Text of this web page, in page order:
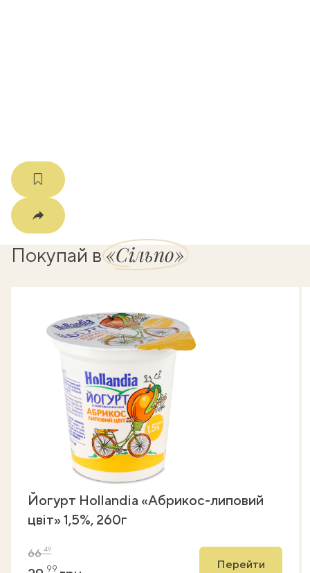
Покупай в«Сільпо»
Йогурт Hollandia «Абрикос-липовий
цвіт» 1,5%, 260г
6649
99 Перейти